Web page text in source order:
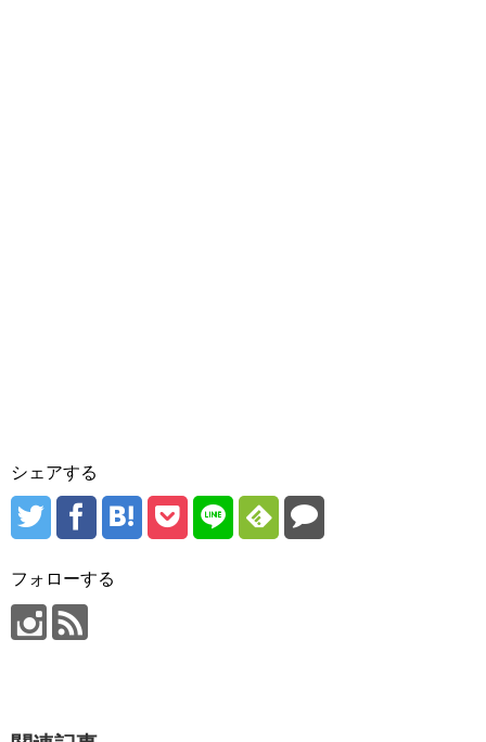
シェアする
フォローする